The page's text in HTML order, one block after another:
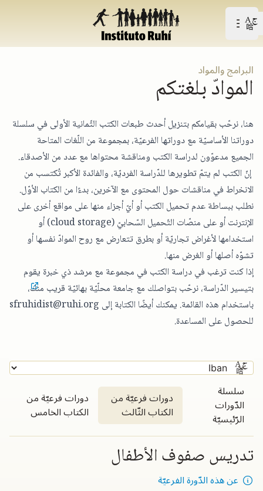
افتح القائمة الرّئيسيّة
Open user menu
البرامج والمواد
الموادّ بلغتكم
هنا، نرحّب بقيامكم بتنزيل أحدث طبعات الكتب الثّمانية الأولى في سلسلة
دوراتنا الأساسيّة مع دوراتها الفرعيّة، بمجموعة من اللّغات المتاحة
الجميع مدعوّون لدراسة الكتب ومناقشة محتواها مع عدد من الأصدقاء.
إنّ الكتب لم يتمّ تطويرها للدّراسة الفرديّة، والفائدة الأكبر تُكتسب من
الانخراط في مناقشات حول المحتوى مع الآخرين، بدءًا من الكتاب الأوّل.
نطلب ببساطة عدم تحميل الكتب أو أيّ أجزاء منها على مواقع أخرى على
الإنترنت أو على منصّات التّحميل السّحابيّ (cloud storage) أو
استخدامها لأغراض تجاريّة أو بطرق تتعارض مع روح الموادّ نفسها أو
تشوّه أصلها أو الغرض منها.
إذا كنت ترغب في دراسة الكتب في مجموعة مع مرشد ذي خبرة يقوم
بتيسير الدّراسة،نرحّب بتواصلك مع جامعة محلّيّة بهائيّة قريب منك،
باستخدام هذه القائمة. يمكنك أيضًا الكتابة إلى sfruhidist@ruhi.org
للحصول على المساعدة.
سلسلة
الدّورات
الرّئيسيّة
دورات فرعيّة من
الكتاب الثّالث
دورات فرعيّة من
الكتاب الخامس
تدريس صفوف الأطفال
عن هذه الدّورة الفرعيّة